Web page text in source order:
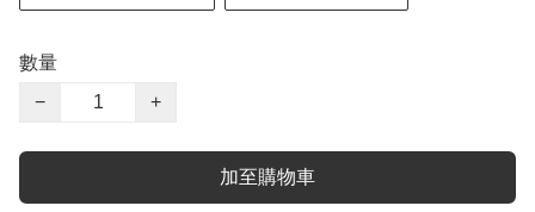
數量
−
+
加至購物車